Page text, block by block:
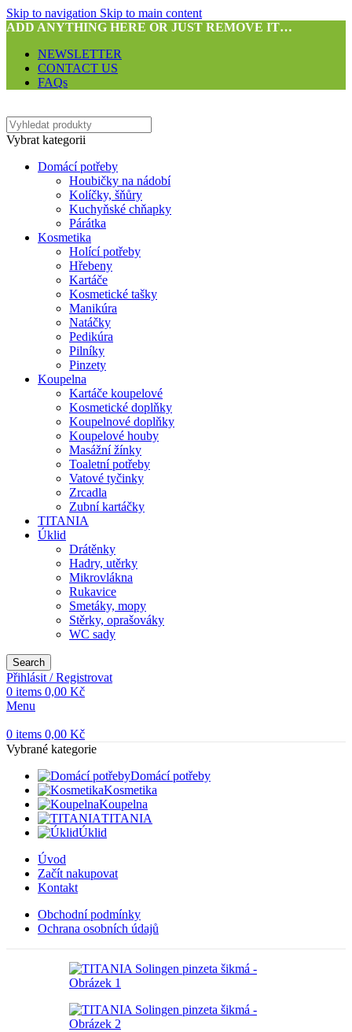
Skip to navigation Skip to main content
ADD ANYTHING HERE OR JUST REMOVE IT…
NEWSLETTER
CONTACT US
FAQs
Vybrat kategorii
Domácí potřeby
Houbičky na nádobí
Kolíčky, šňůry
Kuchyňské chňapky
Párátka
Kosmetika
Holící potřeby
Hřebeny
Kartáče
Kosmetické tašky
Manikúra
Natáčky
Pedikúra
Pilníky
Pinzety
Koupelna
Kartáče koupelové
Kosmetické doplňky
Koupelnové doplňky
Koupelové houby
Masážní žínky
Toaletní potřeby
Vatové tyčinky
Zrcadla
Zubní kartáčky
TITANIA
Úklid
Drátěnky
Hadry, utěrky
Mikrovlákna
Rukavice
Smetáky, mopy
Stěrky, oprašováky
WC sady
Search
Přihlásit / Registrovat
0 items 0,00 Kč
Menu
0 items 0,00 Kč
Vybrané kategorie
Domácí potřeby
Kosmetika
Koupelna
TITANIA
Úklid
Úvod
Začít nakupovat
Kontakt
Obchodní podmínky
Ochrana osobních údajů